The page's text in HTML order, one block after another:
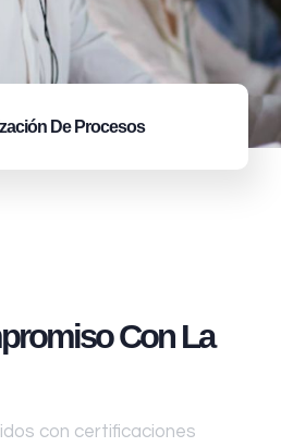
De Procesos
Con La
con certificaciones